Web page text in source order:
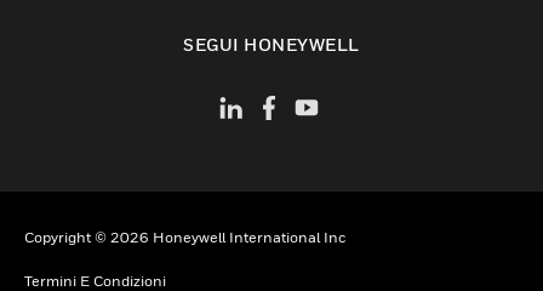
SEGUI HONEYWELL
Copyright © 2026 Honeywell International Inc
Termini E Condizioni